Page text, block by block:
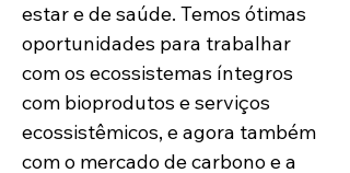
estar e de saúde. Temos ótimas
oportunidades para trabalhar
com os ecossistemas íntegros
com bioprodutos e serviços
ecossistêmicos, e agora também
com o mercado de carbono e a